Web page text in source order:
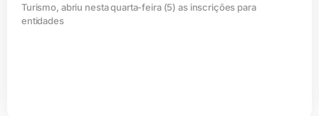
Turismo, abriu nesta quarta-feira (5) as inscrições para
entidades